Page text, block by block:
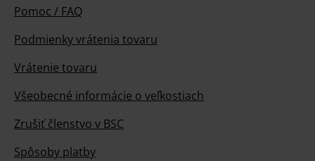
Pomoc / FAQ
Podmienky vrátenia tovaru
Vrátenie tovaru
Všeobecné informácie o veľkostiach
Zrušiť členstvo v BSC
Spôsoby platby